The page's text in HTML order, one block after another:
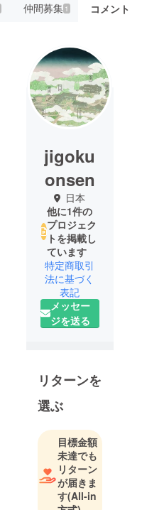
仲間募集 1 コメント
jigoku
onsen
日本
他に1件の
プロジェク
トを掲載し
ています
特定商取引
法に基づく
表記
メッセー
ジを送る
リターンを
選ぶ
目標金額
未達でも
リターン
が届きま
す(All-in